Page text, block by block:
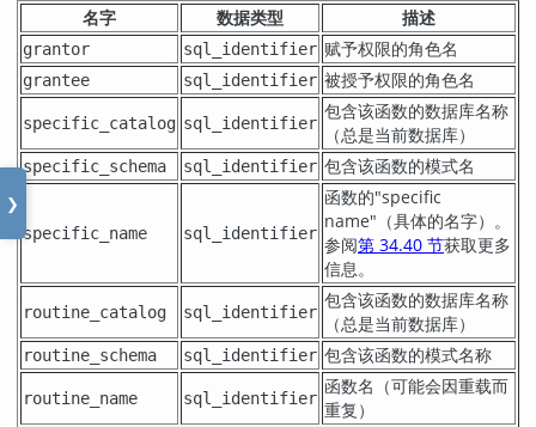
❯
名字 数据类型 描述
grantor sql_identifier 赋予权限的角色名
grantee sql_identifier 被授予权限的角色名
specific_catalog sql_identifier
包含该函数的数据库名称
（总是当前数据库）
specific_schema sql_identifier 包含该函数的模式名
specific_name sql_identifier
函数的"specific
name" （具体的名字）。
参阅第 34.40 节获取更多
信息。
routine_catalog sql_identifier
包含该函数的数据库名称
（总是当前数据库）
routine_schema sql_identifier 包含该函数的模式名称
routine_name sql_identifier
函数名（可能会因重载而
重复）